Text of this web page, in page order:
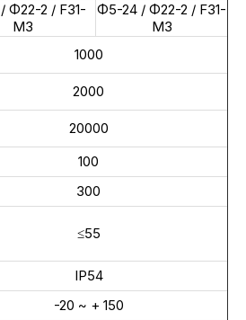
Φ22-2 / F31-
M3
Φ5-24 / Φ22-2 / F31-
M3
1000
2000
20000
100
300
≤55
IP54
-20 ~ + 150